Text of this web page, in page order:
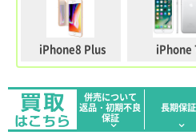
iPhone8 Plus iPhone
併売について
返品・初期不良
保証
長期保証